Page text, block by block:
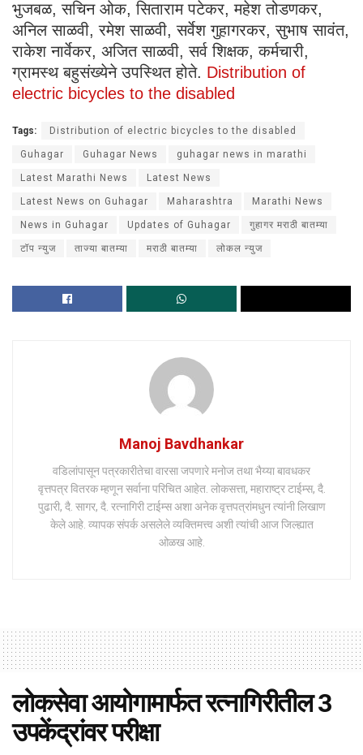
भुजबळ, सचिन ओक, सिताराम पटेकर, महेश तोडणकर,
अनिल साळवी, रमेश साळवी, सर्वेश गुहागरकर, सुभाष सावंत,
राकेश नार्वेकर, अजित साळवी, सर्व शिक्षक, कर्मचारी,
ग्रामस्थ बहुसंख्येने उपस्थित होते. Distribution of
electric bicycles to the disabled
Tags: Distribution of electric bicycles to the disabled
Guhagar Guhagar News guhagar news in marathi
Latest Marathi News Latest News
Latest News on Guhagar Maharashtra Marathi News
News in Guhagar Updates of Guhagar गुहागर मराठी बातम्या
टॉप न्युज ताज्या बातम्या मराठी बातम्या लोकल न्युज
Manoj Bavdhankar
वडिलांपासून पत्रकारीतेचा वारसा जपणारे मनोज तथा भैय्या बावधकर
वृत्तपत्र वितरक म्हणून सर्वाना परिचित आहेत. लोकसत्ता, महाराष्ट्र टाईम्स, दै.
पुढारी, दै. सागर, दै. रत्नागिरी टाईम्स अशा अनेक वृत्तपत्रांमधुन त्यांनी लिखाण
केले आहे. व्यापक संपर्क असलेले व्यक्तिमत्त्व अशी त्यांची आज जिल्ह्यात
ओळख आहे.
लोकसेवा आयोगामार्फत रत्नागिरीतील 3
उपकेंद्रांवर परीक्षा